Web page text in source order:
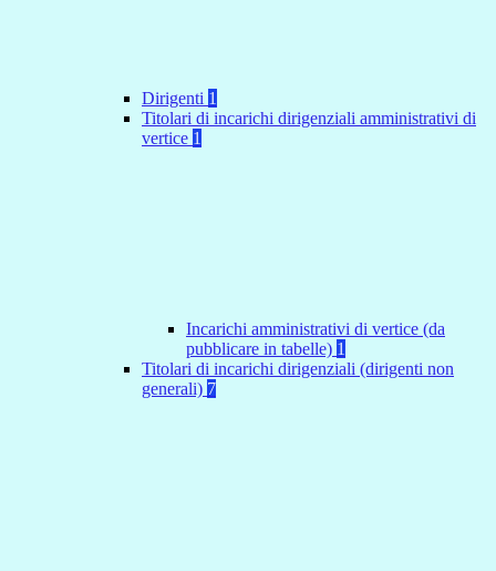
Dirigenti 1
Titolari di incarichi dirigenziali amministrativi di
vertice 1
Incarichi amministrativi di vertice (da
pubblicare in tabelle) 1
Titolari di incarichi dirigenziali (dirigenti non
generali) 7